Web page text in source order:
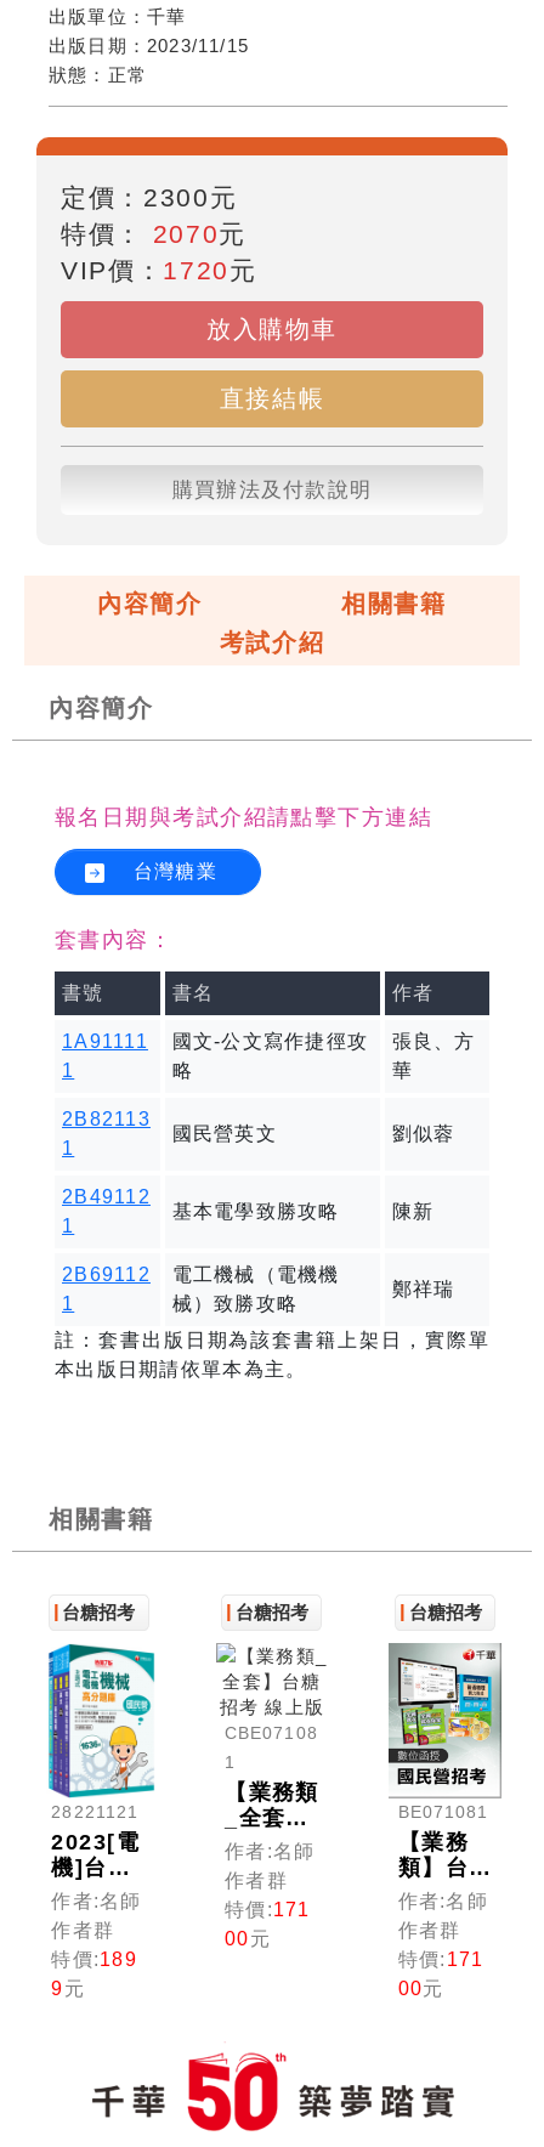
出版單位： 千華
出版日期： 2023/11/15
狀態： 正常
定價： 2300元
特價： 2070元
VIP價： 1720元
放入購物車
直接結帳
購買辦法及付款說明
內容簡介
相關書籍
考試介紹
內容簡介
報名日期與考試介紹請點擊下方連結
台灣糖業
套書內容：
書號 書名 作者
1A91111
1
國文-公文寫作捷徑攻
略
張良、方
華
2B82113
1
國民營英文 劉似蓉
2B49112
1
基本電學致勝攻略 陳新
2B69112
1
電工機械（電機機
械）致勝攻略
鄭祥瑞
註：套書出版日期為該套書籍上架日，實際單
本出版日期請依單本為主。
相關書籍
台糖招考
28221121
2023[電
機]台灣
糖業(股)
公司新進
工員甄選
題庫版套
書：關鍵
解，必能
掌握命題
作者:名師
作者群
特價:189
9元
台糖招考
CBE07108
1
【業務類
_全套】
台糖招考
線上版
作者:名師
作者群
特價:171
00元
台糖招考
BE071081
【業務
類】台糖
新進工員
全套 (光
碟版函
授)
作者:名師
作者群
特價: 171
00元